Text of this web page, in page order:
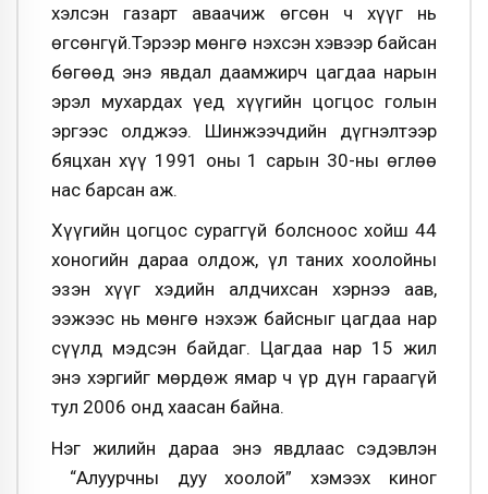
хэлсэн газарт аваачиж өгсөн ч хүүг нь
өгсөнгүй.Тэрээр мөнгө нэхсэн хэвээр байсан
бөгөөд энэ явдал даамжирч цагдаа нарын
эрэл мухардах үед хүүгийн цогцос голын
эргээс олджээ. Шинжээчдийн дүгнэлтээр
бяцхан хүү 1991 оны 1 сарын 30-ны өглөө
нас барсан аж.
Хүүгийн цогцос сураггүй болсноос хойш 44
хоногийн дараа олдож, үл таних хоолойны
эзэн хүүг хэдийн алдчихсан хэрнээ аав,
ээжээс нь мөнгө нэхэж байсныг цагдаа нар
сүүлд мэдсэн байдаг. Цагдаа нар 15 жил
энэ хэргийг мөрдөж ямар ч үр дүн гараагүй
тул 2006 онд хаасан байна.
Нэг жилийн дараа энэ явдлаас сэдэвлэн
“Алуурчны дуу хоолой” хэмээх киног